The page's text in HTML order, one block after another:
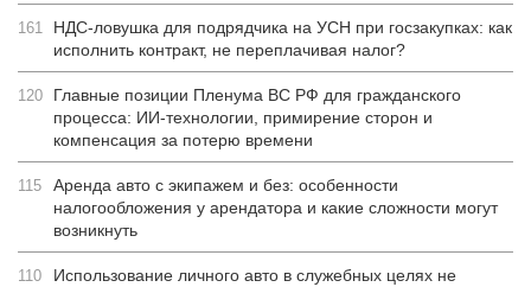
161
НДС-ловушка для подрядчика на УСН при госзакупках: как
исполнить контракт, не переплачивая налог?
120
Главные позиции Пленума ВС РФ для гражданского
процесса: ИИ-технологии, примирение сторон и
компенсация за потерю времени
115
Аренда авто с экипажем и без: особенности
налогообложения у арендатора и какие сложности могут
возникнуть
110
Использование личного авто в служебных целях не